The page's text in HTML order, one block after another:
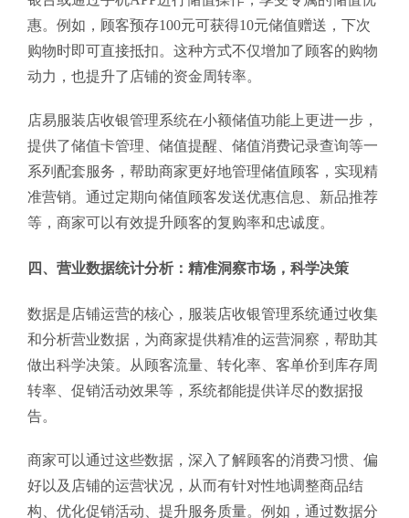
惠。例如，顾客预存100元可获得10元储值赠送，下次
购物时即可直接抵扣。这种方式不仅增加了顾客的购物
动力，也提升了店铺的资金周转率。
店易服装店收银管理系统在小额储值功能上更进一步，
提供了储值卡管理、储值提醒、储值消费记录查询等一
系列配套服务，帮助商家更好地管理储值顾客，实现精
准营销。通过定期向储值顾客发送优惠信息、新品推荐
等，商家可以有效提升顾客的复购率和忠诚度。
四、营业数据统计分析：精准洞察市场，科学决策
数据是店铺运营的核心，服装店收银管理系统通过收集
和分析营业数据，为商家提供精准的运营洞察，帮助其
做出科学决策。从顾客流量、转化率、客单价到库存周
转率、促销活动效果等，系统都能提供详尽的数据报
告。
商家可以通过这些数据，深入了解顾客的消费习惯、偏
好以及店铺的运营状况，从而有针对性地调整商品结
构、优化促销活动、提升服务质量。例如，通过数据分